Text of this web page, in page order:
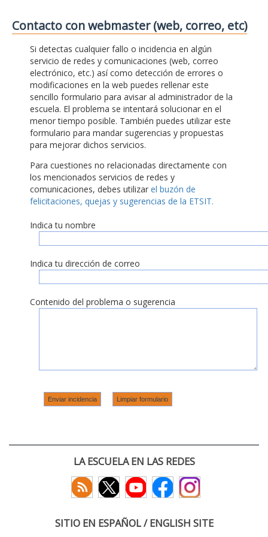
Contacto con webmaster (web, correo, etc)
Si detectas cualquier fallo o incidencia en algún
servicio de redes y comunicaciones (web, correo
electrónico, etc.) así como detección de errores o
modificaciones en la web puedes rellenar este
sencillo formulario para avisar al administrador de la
escuela. El problema se intentará solucionar en el
menor tiempo posible. También puedes utilizar este
formulario para mandar sugerencias y propuestas
para mejorar dichos servicios.
Para cuestiones no relacionadas directamente con
los mencionados servicios de redes y
comunicaciones, debes utilizar el buzón de
felicitaciones, quejas y sugerencias de la ETSIT.
Indica tu nombre
Indica tu dirección de correo
Contenido del problema o sugerencia
LA ESCUELA EN LAS REDES
SITIO EN ESPAÑOL / ENGLISH SITE